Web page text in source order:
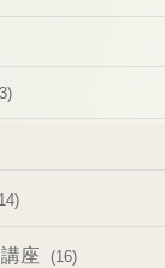
座 (16)